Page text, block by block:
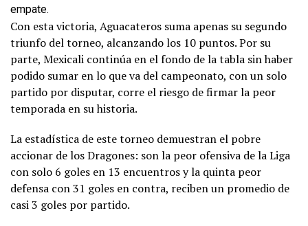
empate.
Con esta victoria, Aguacateros suma apenas su segundo
triunfo del torneo, alcanzando los 10 puntos. Por su
parte, Mexicali continúa en el fondo de la tabla sin haber
podido sumar en lo que va del campeonato, con un solo
partido por disputar, corre el riesgo de firmar la peor
temporada en su historia.
La estadística de este torneo demuestran el pobre
accionar de los Dragones: son la peor ofensiva de la Liga
con solo 6 goles en 13 encuentros y la quinta peor
defensa con 31 goles en contra, reciben un promedio de
casi 3 goles por partido.